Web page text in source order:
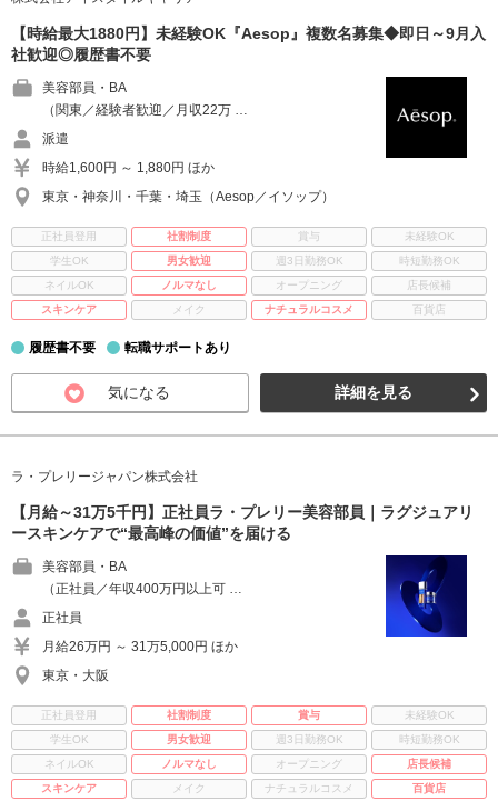
【時給最大1880円】未経験OK『Aesop』複数名募集◆即日～9月入
社歓迎◎履歴書不要
美容部員・BA
（関東／経験者歓迎／月収22万 …
派遣
時給1,600円 ～ 1,880円 ほか
東京・神奈川・千葉・埼玉（Aesop／イソップ）
正社員登用 社割制度 賞与
未経験OK
学生OK
男女歓迎 週3日勤務OK
時短勤務OK
ネイルOK
ノルマなし オープニング
店長候補
スキンケア
メイク ナチュラルコスメ 百貨店
履歴書不要 転職サポートあり
気になる 詳細を見る
ラ・プレリージャパン株式会社
【月給～31万5千円】正社員ラ・プレリー美容部員｜ラグジュアリ
ースキンケアで“最高峰の価値”を届ける
美容部員・BA
（正社員／年収400万円以上可 …
正社員
月給26万円 ～ 31万5,000円 ほか
東京・大阪
正社員登用 社割制度 賞与
未経験OK
学生OK
男女歓迎 週3日勤務OK
時短勤務OK
ネイルOK
ノルマなし オープニング
店長候補
スキンケア
メイク ナチュラルコスメ 百貨店